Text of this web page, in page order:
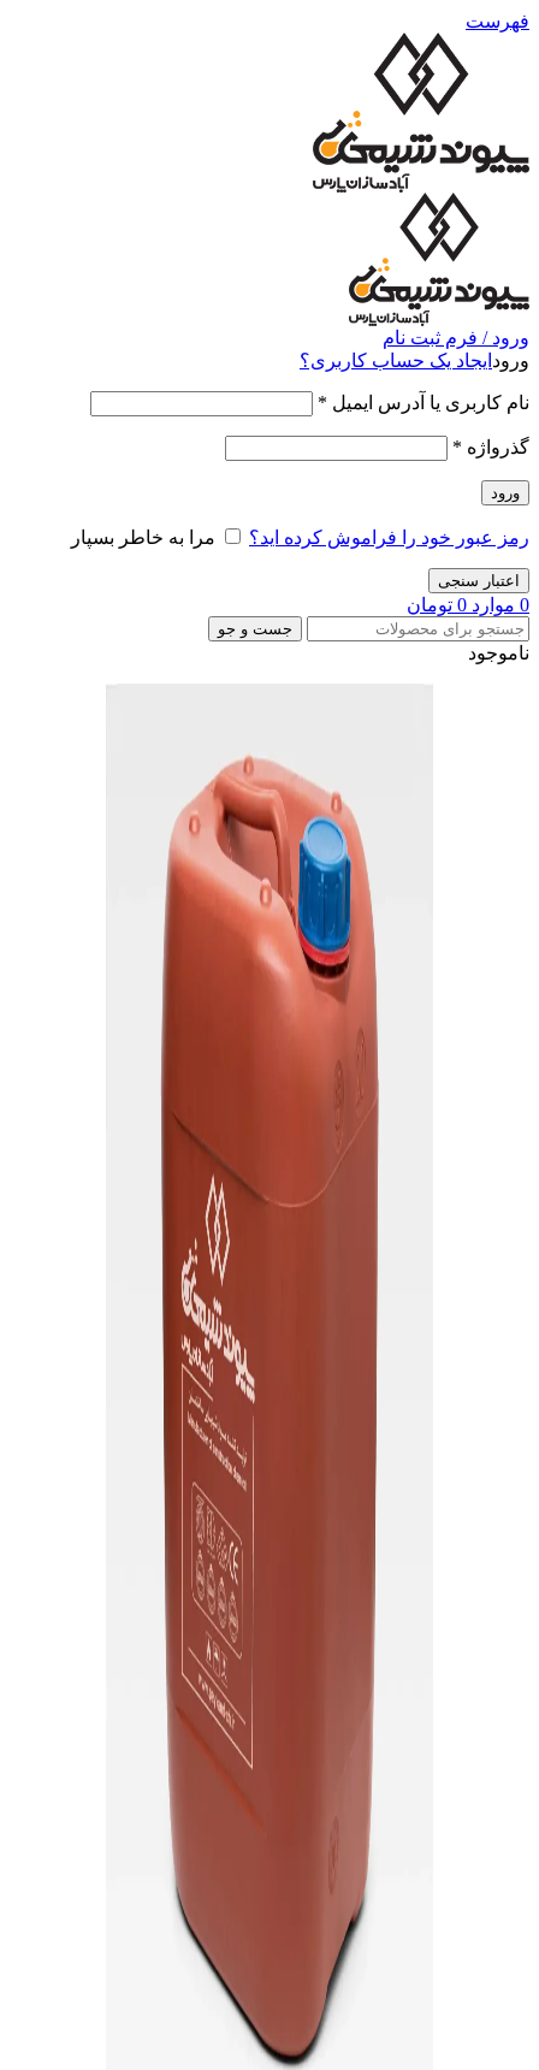
فهرست
ورود / فرم ثبت نام
ورود ایجاد یک حساب کاربری؟
نام کاربری یا آدرس ایمیل *
گذرواژه *
ورود
رمز عبور خود را فراموش کرده اید؟ مرا به خاطر بسپار
اعتبار سنجی
0 موارد 0 تومان
جست و جو
ناموجود